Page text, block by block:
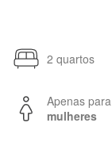
2 quartos
Apenas para
mulheres